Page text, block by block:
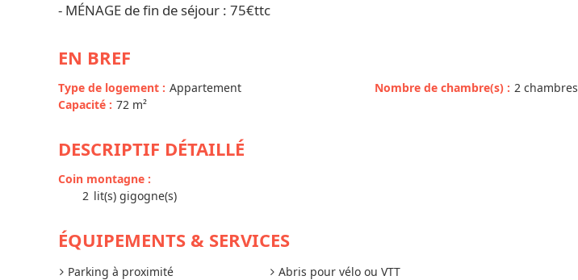
- MÉNAGE de fin de séjour : 75€ttc
EN BREF
Type de logement : Appartement
Capacité : 72 m²
Nombre de chambre(s) : 2 chambres
DESCRIPTIF DÉTAILLÉ
Coin montagne :
2 lit(s) gigogne(s)
ÉQUIPEMENTS & SERVICES
Parking à proximité
Abris pour vélo ou VTT